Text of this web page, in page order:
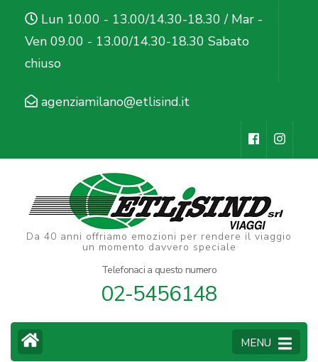
Salta
contenuto
Invio)
Lun 10.00 - 13.00/14.30-18.30 / Mar -
Ven 09.00 - 13.00/14.30-18.30 Sabato
chiuso
agenziamilano@etlisind.it
Da 40 anni offriamo emozioni per rendere il viaggio
un momento davvero speciale
Telefonaci a questo numero
02-5456148
MENU